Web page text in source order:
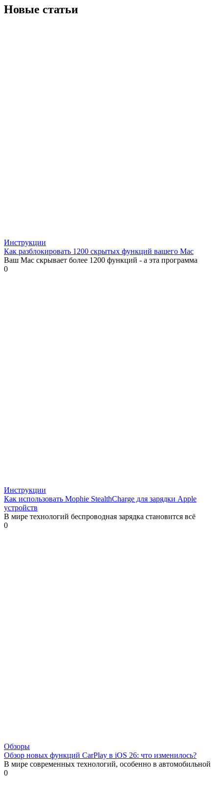
Новые статьи
Инструкции
Как разблокировать 1200 скрытых функций вашего Mac
Ваш Mac скрывает более 1200 функций - а эта программа
0
Инструкции
Как использовать Mophie StealthCharge для зарядки Apple
устройств
В мире технологий беспроводная зарядка становится всё
0
Обзоры
Обзор новых функций CarPlay в iOS 26: что изменилось?
В мире современных технологий, особенно в автомобильной
0